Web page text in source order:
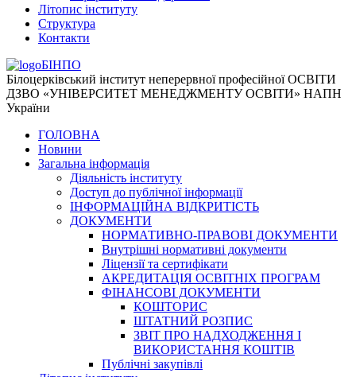
Літопис інституту
Структура
Контакти
БІНПО
Білоцерківський інститут неперервної професійної ОСВІТИ
ДЗВО «УНІВЕРСИТЕТ МЕНЕДЖМЕНТУ ОСВІТИ» НАПН
України
ГОЛОВНА
Новини
Загальна інформація
Діяльність інституту
Доступ до публічної інформації
ІНФОРМАЦІЙНА ВІДКРИТІСТЬ
ДОКУМЕНТИ
НОРМАТИВНО-ПРАВОВІ ДОКУМЕНТИ
Внутрішні нормативні документи
Ліцензії та сертифікати
АКРЕДИТАЦІЯ ОСВІТНІХ ПРОГРАМ
ФІНАНСОВІ ДОКУМЕНТИ
КОШТОРИС
ШТАТНИЙ РОЗПИС
ЗВІТ ПРО НАДХОДЖЕННЯ І
ВИКОРИСТАННЯ КОШТІВ
Публічні закупівлі